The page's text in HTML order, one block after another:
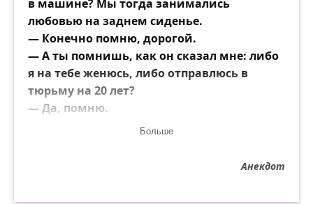
в машине? Мы тогда занимались
любовью на заднем сиденье.
— Конечно помню, дорогой.
— А ты помнишь, как он сказал мне: либо
я на тебе женюсь, либо отправлюсь в
тюрьму на 20 лет?
— Да, помню.
Муж, снова вытирая слезу:
Больше
Анекдот